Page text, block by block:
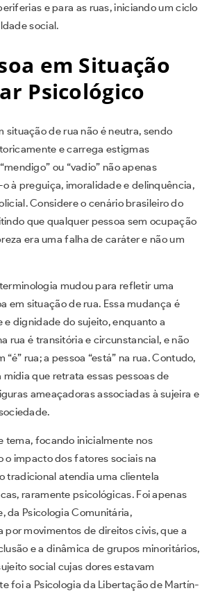
e para as ruas, iniciando um ciclo
social.
em Situação
Psicológico
de rua não é neutra, sendo
e carrega estigmas
ou “vadio” não apenas
à preguiça, imoralidade e delinquência,
Considere o cenário brasileiro do
que qualquer pessoa sem ocupação
era uma falha de caráter e não um
mudou para refletir uma
em situação de rua. Essa mudança é
e dignidade do sujeito, enquanto a
rua é transitória e circunstancial, e não
rua; a pessoa “está” na rua. Contudo,
que retrata essas pessoas de
ameaçadoras associadas à sujeira e
tema, focando inicialmente nos
o impacto dos fatores sociais na
tradicional atendia uma clientela
raramente psicológicas. Foi apenas
da Psicologia Comunitária,
movimentos de direitos civis, que a
e a dinâmica de grupos minoritários,
social cujas dores estavam
foi a Psicologia da Libertação de Martín-